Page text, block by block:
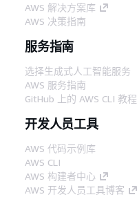
AWS 解决方案库
AWS 决策指南
服务指南
选择生成式人工智能服务
AWS 服务指南
GitHub 上的 AWS CLI 教程
开发人员工具
AWS 代码示例库
AWS CLI
AWS 构建者中心
AWS 开发人员工具博客